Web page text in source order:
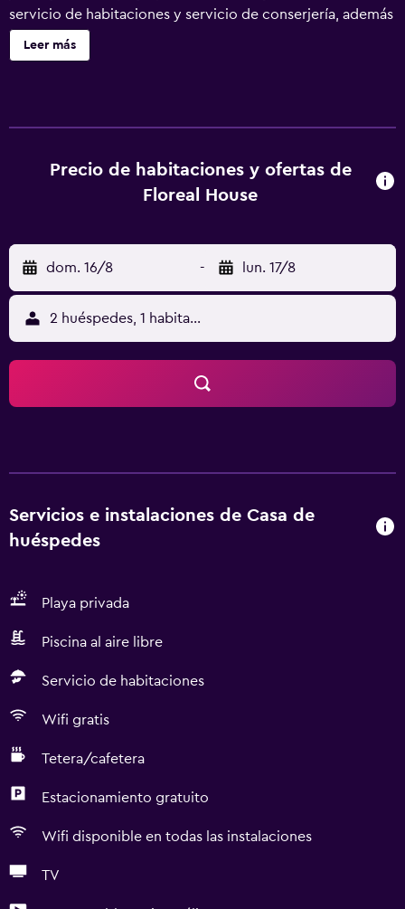
servicio de habitaciones y servicio de conserjería, además
de wifi gratis en todo el alojamiento. El alojamiento está a
1,4 km del centro de la ciudad y a 4,2 km de Montaña de la
con vistas a la ciudad, y todas tienen hervidor. En el
alojamiento, todas las habitaciones cuentan con ropa de
Ferri de Robben Island está a 4,5 km del alojamiento, y
Victoria & Alfred Waterfront está a 5,9 km. El aeropuerto
(Aeropuerto internacional de Cape Town) está a 21 km, y
el alojamiento ofrece servicio de traslado de pago para ir
o volver del aeropuerto.
Leer más
Precio de habitaciones y ofertas de
Floreal House
dom. 16/8 - lun. 17/8
2 huéspedes, 1 habitación
Servicios e instalaciones de Casa de
huéspedes
Playa privada
Piscina al aire libre
Servicio de habitaciones
Wifi gratis
Tetera/cafetera
Estacionamiento gratuito
Wifi disponible en todas las instalaciones
TV